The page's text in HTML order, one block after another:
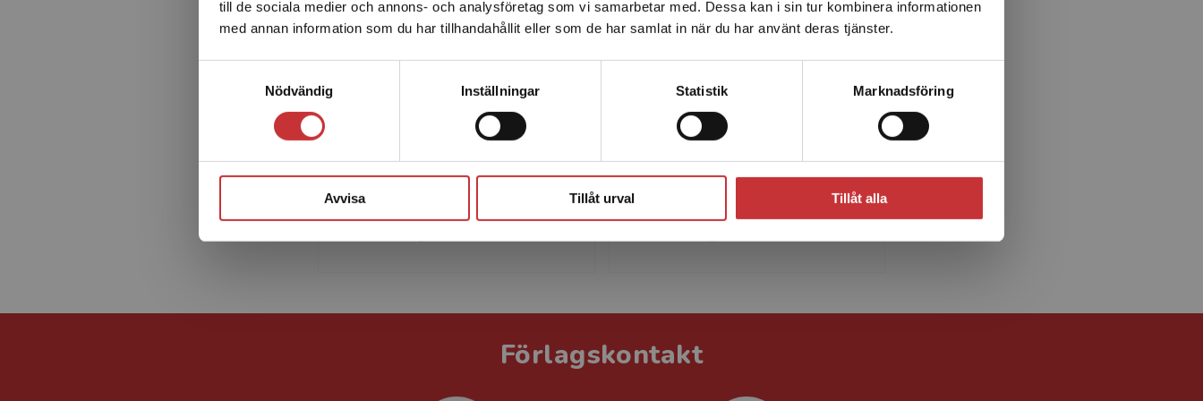
till de sociala medier och annons- och analysföretag som vi samarbetar med. Dessa kan i sin tur kombinera informationen
med annan information som du har tillhandahållit eller som de har samlat in när du har använt deras tjänster.
Nödvändig
Inställningar Statistik Marknadsföring
Avvisa Tillåt urval Tillåt alla
Sverige. För att kunna slutföra ett köp måste
leveransadressen vara i Sverige.Läs mer
Jonas Månsson
matematik 2002 och arbetar för
närvarande som universitetslektor
vid Matematikcentrum, Lunds
Patrik Nordbeck
matematik 2001. Han arbetar för
närvarande som universitetslektor
vid Matematikcentrum, Lunds
Förlagskontakt